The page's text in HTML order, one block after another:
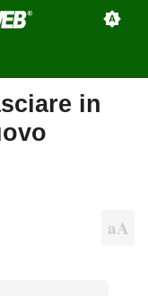
in